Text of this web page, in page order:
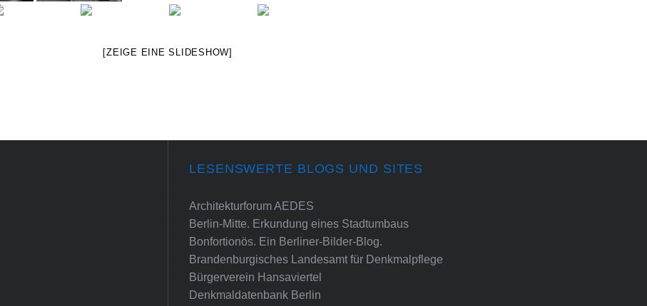
[ZEIGE EINE SLIDESHOW]
LESENSWERTE BLOGS UND SITES
Architekturforum AEDES
Berlin-Mitte. Erkundung eines Stadtumbaus
Bonfortionös. Ein Berliner-Bilder-Blog.
Brandenburgisches Landesamt für Denkmalpflege
Bürgerverein Hansaviertel
Denkmaldatenbank Berlin